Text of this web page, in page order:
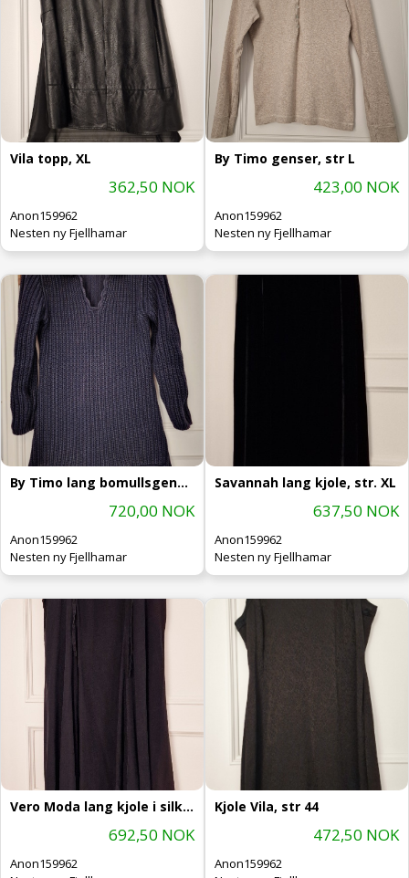
Vila topp, XL
362,50 NOK
Anon159962
Nesten ny Fjellhamar
By Timo genser, str L
423,00 NOK
Anon159962
Nesten ny Fjellhamar
By Timo lang bomullsgenser, str. M
720,00 NOK
Anon159962
Nesten ny Fjellhamar
Savannah lang kjole, str. XL
637,50 NOK
Anon159962
Nesten ny Fjellhamar
Vero Moda lang kjole i silke, str.
692,50 NOK
Anon159962
Kjole Vila, str 44
472,50 NOK
Anon159962